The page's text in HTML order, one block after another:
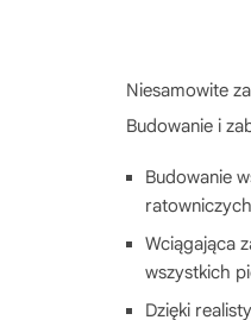
Niesamowite
Budowanie i
Budowanie
Wciągająca
wszystkich
Dzięki